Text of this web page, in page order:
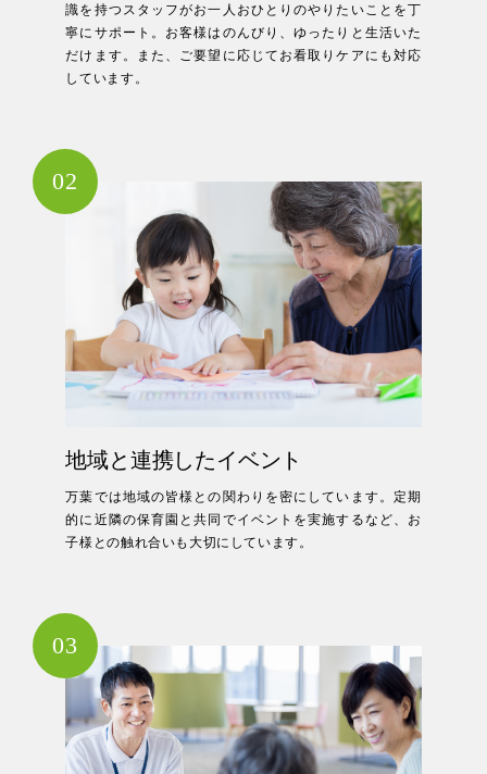
識を持つスタッフがお一人おひとりのやりたいことを丁
寧にサポート。お客様はのんびり、ゆったりと生活いた
だけます。また、ご要望に応じてお看取りケアにも対応
しています。
02
地域と連携したイベント
万葉では地域の皆様との関わりを密にしています。定期
的に近隣の保育園と共同でイベントを実施するなど、お
子様との触れ合いも大切にしています。
03